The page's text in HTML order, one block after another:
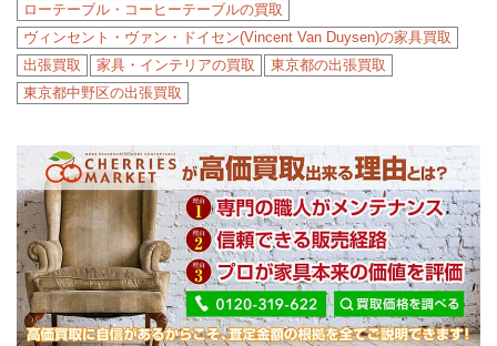
ローテーブル・コーヒーテーブルの買取
ヴィンセント・ヴァン・ドイセン(Vincent Van Duysen)の家具買取
出張買取
家具・インテリアの買取
東京都の出張買取
東京都中野区の出張買取